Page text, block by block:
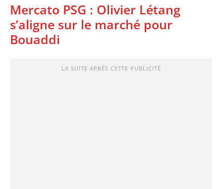
Mercato PSG : Olivier Létang
s’aligne sur le marché pour
Bouaddi
LA SUITE APRÈS CETTE PUBLICITÉ